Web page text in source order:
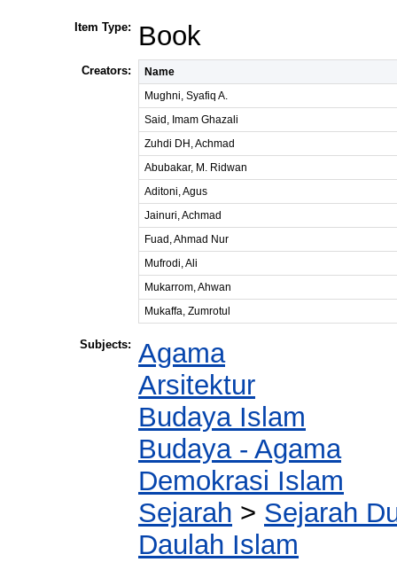
Item Type: Book
Creators:
Name
Mughni, Syafiq A.
Said, Imam Ghazali
Zuhdi DH, Achmad
Abubakar, M. Ridwan
Aditoni, Agus
Jainuri, Achmad
Fuad, Ahmad Nur
Mufrodi, Ali
Mukarrom, Ahwan
Mukaffa, Zumrotul
Subjects: Agama
Arsitektur
Budaya Islam
Budaya - Agama
Demokrasi Islam
Sejarah > Sejarah
Daulah Islam